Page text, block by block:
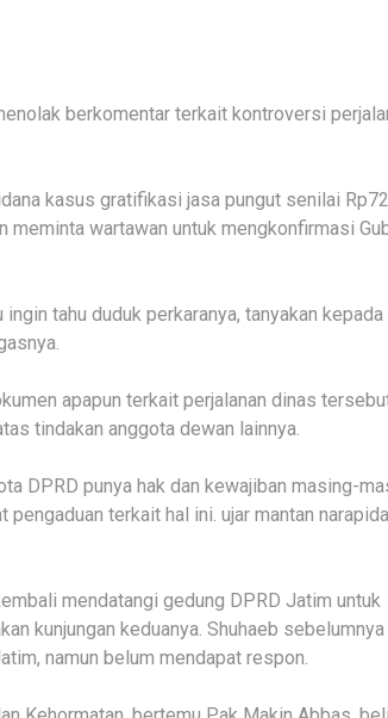
berkomentar terkait kontroversi
kasus gratifikasi jasa pungut senilai
wartawan untuk mengkonfirmasi
tahu duduk perkaranya, tanyakan kepada
apapun terkait perjalanan dinas
tindakan anggota dewan lainnya.
DPRD punya hak dan kewajiban masing-
terkait hal ini. ujar mantan
mendatangi gedung DPRD Jatim untuk
kunjungan keduanya. Shuhaeb
namun belum mendapat respon.